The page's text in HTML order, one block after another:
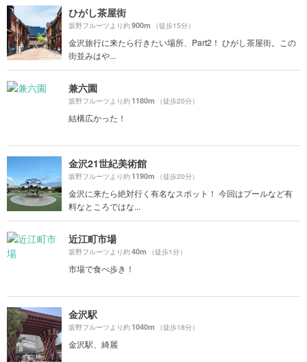
ひがし茶屋街
坂野フルーツより約900m （徒歩15分）
金沢旅行に来たら行きたい場所、Part2！ ひがし茶屋街。この
街並みはや...
兼六園
坂野フルーツより約1180m （徒歩20分）
結構広かった！
金沢21世紀美術館
坂野フルーツより約1190m （徒歩20分）
金沢に来たら絶対行く有名なスポット！ 今回はプールなど有
料なところではな...
近江町市場
坂野フルーツより約40m （徒歩1分）
市場で食べ歩き！
金沢駅
坂野フルーツより約1040m （徒歩18分）
金沢駅、綺麗